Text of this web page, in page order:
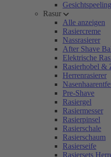
Gesichtspeeling
Rasur
Alle anzeigen
Rasiercreme
Nassrasierer
After Shave
Elektrische
Rasierhobel &
Herrenrasierer
Pre-Shave
Rasiergel
Rasiermesser
Rasierpinsel
Rasierschale
Rasierschaum
Rasierseife
Rasiersets